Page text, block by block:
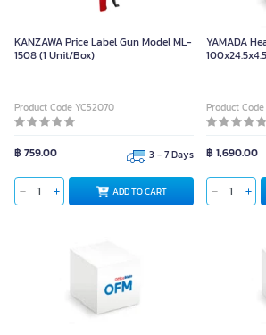
KANZAWA Price Label Gun Model ML-
1508 (1 Unit/Box)
Product Code YC52070
฿ 759.00 3 - 7 Days
ADD TO CART
YAMADA
Product
฿ 1,690.00